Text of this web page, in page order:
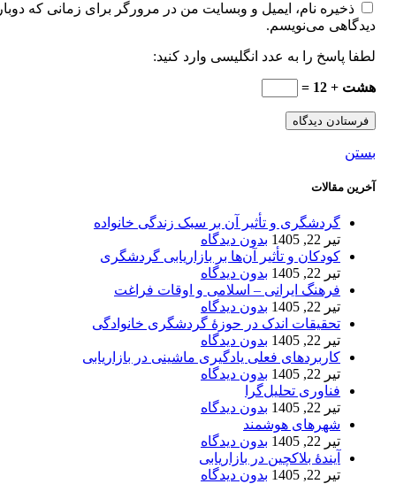
ذخیره نام، ایمیل و وبسایت من در مرورگر برای زمانی که
دیدگاهی می‌نویسم.
لطفا پاسخ را به عدد انگلیسی وارد کنید:
هشت + 12 =
بستن
آخرین مقالات
گردشگری و تأثیر آن بر سبک زندگی خانواده
تیر 22, 1405
بدون دیدگاه
کودکان و تأثیر آن‌ها بر بازاریابی گردشگری
تیر 22, 1405
بدون دیدگاه
فرهنگ ایرانی – اسلامی و اوقات فراغت
تیر 22, 1405
بدون دیدگاه
تحقیقات اندک در حوزۀ گردشگری خانوادگی
تیر 22, 1405
بدون دیدگاه
کاربردهای فعلی یادگیری ماشینی در بازاریابی
تیر 22, 1405
بدون دیدگاه
فناوری تحلیل‌گرا
تیر 22, 1405
بدون دیدگاه
شهرهای هوشمند
تیر 22, 1405
بدون دیدگاه
آیندۀ بلاکچین در بازاریابی
تیر 22, 1405
بدون دیدگاه